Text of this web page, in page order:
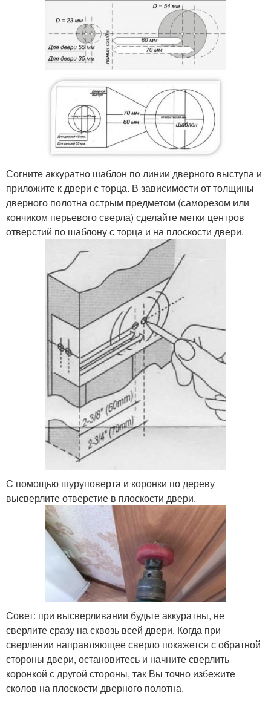
Согните аккуратно шаблон по линии дверного выступа и
приложите к двери с торца. В зависимости от толщины
дверного полотна острым предметом (саморезом или
кончиком перьевого сверла) сделайте метки центров
отверстий по шаблону с торца и на плоскости двери.
С помощью шуруповерта и коронки по дереву
высверлите отверстие в плоскости двери.
Совет: при высверливании будьте аккуратны, не
сверлите сразу на сквозь всей двери. Когда при
сверлении направляющее сверло покажется с обратной
стороны двери, остановитесь и начните сверлить
коронкой с другой стороны, так Вы точно избежите
сколов на плоскости дверного полотна.